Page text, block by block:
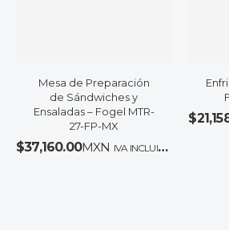
Mesa de Preparación
de Sándwiches y
Ensaladas – Fogel MTR-
27-FP-MX
$37,160.00MXN IVA INCLUIDO
$